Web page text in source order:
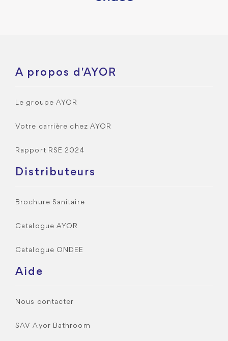
A propos d'AYOR
Le groupe AYOR
Votre carrière chez AYOR
Rapport RSE 2024
Distributeurs
Brochure Sanitaire
Catalogue AYOR
Catalogue ONDEE
Aide
Nous contacter
SAV Ayor Bathroom